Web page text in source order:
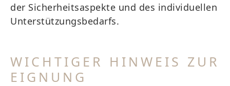
der Sicherheitsaspekte und des individuellen
Unterstützungsbedarfs.
WICHTIGER HINWEIS ZUR
EIGNUNG